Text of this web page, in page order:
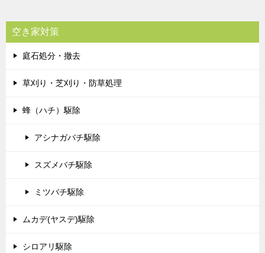
空き家対策
庭石処分・撤去
草刈り・芝刈り・防草処理
蜂（ハチ）駆除
アシナガバチ駆除
スズメバチ駆除
ミツバチ駆除
ムカデ(ヤスデ)駆除
シロアリ駆除